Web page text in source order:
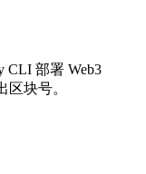
CLI 部署 Web3
块号。